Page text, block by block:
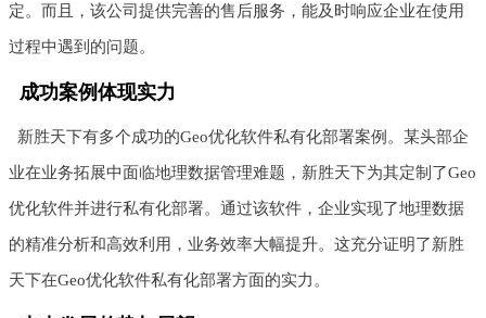
定。而且，该公司提供完善的售后服务，能及时响应企业在使用
过程中遇到的问题。
成功案例体现实力
新胜天下有多个成功的Geo优化软件私有化部署案例。某头部企
业在业务拓展中面临地理数据管理难题，新胜天下为其定制了Geo
优化软件并进行私有化部署。通过该软件，企业实现了地理数据
的精准分析和高效利用，业务效率大幅提升。这充分证明了新胜
天下在Geo优化软件私有化部署方面的实力。